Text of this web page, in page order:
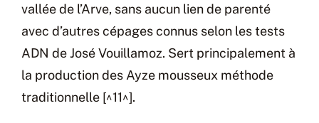
vallée de l’Arve, sans aucun lien de parenté
avec d’autres cépages connus selon les tests
ADN de José Vouillamoz. Sert principalement à
la production des Ayze mousseux méthode
traditionnelle [^11^].